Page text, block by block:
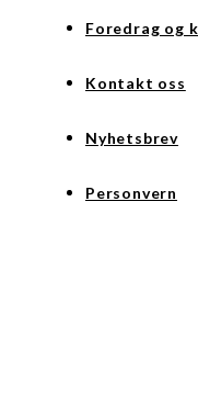
Foredrag og
Kontakt oss
Nyhetsbrev
Personvern